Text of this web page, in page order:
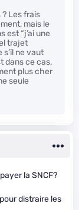
Les frais
mais le
est “j’ai une
trajet
ne vaut
dans ce cas,
plus cher
seule
la SNCF?
distraire les